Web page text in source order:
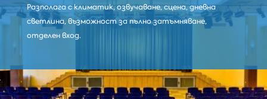
Разполага с климатик, озвучаване, сцена, дневна
светлина, възможност за пълно затъмняване,
отделен вход.